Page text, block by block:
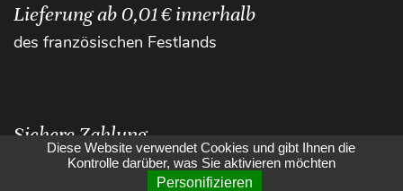
Lieferung ab 0,01 € innerhalb
des französischen Festlands
Sichere Zahlung
Diese Website verwendet Cookies und gibt Ihnen die
Kontrolle darüber, was Sie aktivieren möchten
Personifizieren